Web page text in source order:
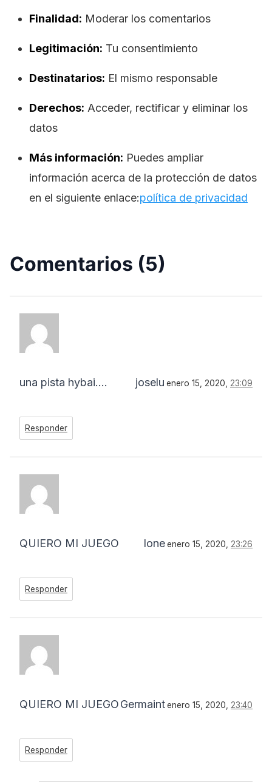
Finalidad: Moderar los comentarios
Legitimación: Tu consentimiento
Destinatarios: El mismo responsable
Derechos: Acceder, rectificar y eliminar los
datos
Más información: Puedes ampliar
información acerca de la protección de datos
en el siguiente enlace:política de privacidad
Comentarios (5)
joselu enero 15, 2020, 23:09
una pista hybai….
Responder
Ioneenero 15, 2020, 23:26
QUIERO MI JUEGO
Responder
Germaintenero 15, 2020, 23:40
QUIERO MI JUEGO
Responder